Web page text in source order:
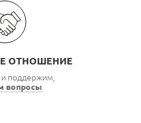
ОТНОШЕНИЕ
поддержим,
вопросы